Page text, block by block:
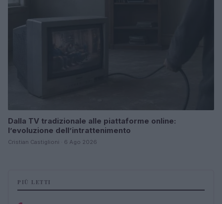
Dalla TV tradizionale alle piattaforme online:
l’evoluzione dell’intrattenimento
Cristian Castiglioni · 6 Ago 2026
PIÙ LETTI